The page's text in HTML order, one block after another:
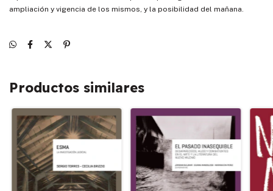
ampliación y vigencia de los mismos, y la posibilidad del mañana.
Productos similares